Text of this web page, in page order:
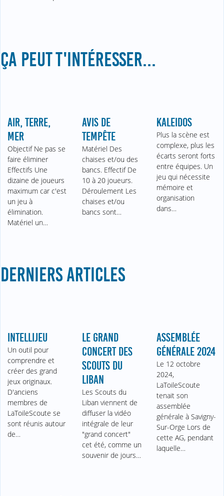
ÇA PEUT T'INTÉRESSER...
AIR, TERRE,
MER
Objectif Ne pas se
faire éliminer
Effectifs Une
dizaine de joueurs
maximum car c'est
un jeu à
élimination.
Matériel un…
AVIS DE
TEMPÊTE
Matériel Des
chaises et/ou des
bancs. Effectif De
10 à 20 joueurs.
Déroulement Les
chaises et/ou
bancs sont…
KALEIDOS
Plus la scène est
complexe, plus les
écarts seront forts
entre équipes. Un
jeu qui nécessite
mémoire et
organisation
dans…
DERNIERS ARTICLES
INTELLIJEU
Un outil pour
comprendre et
créer des grand
jeux originaux.
D'anciens
membres de
LaToileScoute se
sont réunis autour
de…
LE GRAND
CONCERT DES
SCOUTS DU
LIBAN
Les Scouts du
Liban viennent de
diffuser la vidéo
intégrale de leur
"grand concert"
cet été, comme un
souvenir de jours…
ASSEMBLÉE
GÉNÉRALE 2024
Le 12 octobre
2024,
LaToileScoute
tenait son
assemblée
générale à Savigny-
Sur-Orge Lors de
cette AG, pendant
laquelle…